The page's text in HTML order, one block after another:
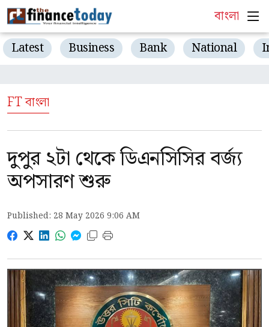
বাংলা
Latest Business Bank National
FT বাংলা
দুপুর ২টা থেকে ডিএনসিসির বর্জ্য
অপসারণ শুরু
Published: 28 May 2026 9:06 AM